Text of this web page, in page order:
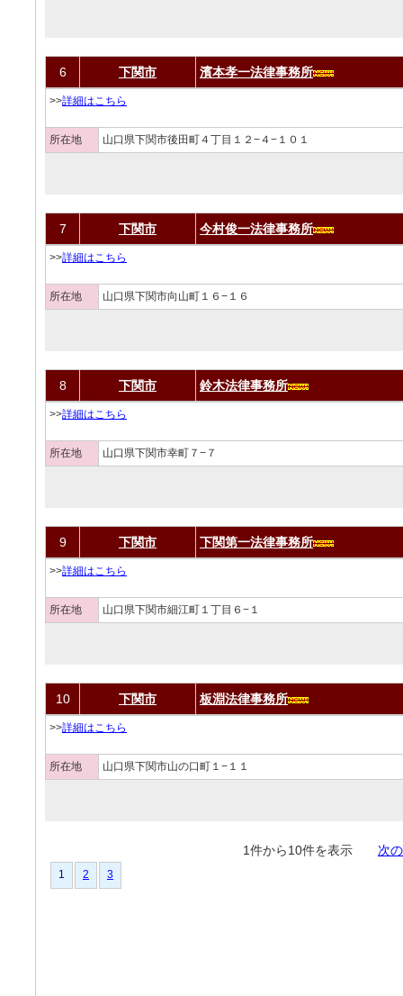
6 下関市 濱本孝一法律事務所
>>詳細はこちら
所在地 山口県下関市後田町４丁目１２−４−１０１
7 下関市 今村俊一法律事務所
>>詳細はこちら
所在地 山口県下関市向山町１６−１６
8 下関市 鈴木法律事務所
>>詳細はこちら
所在地 山口県下関市幸町７−７
9 下関市 下関第一法律事務所
>>詳細はこちら
所在地 山口県下関市細江町１丁目６−１
10 下関市 板淵法律事務所
>>詳細はこちら
所在地 山口県下関市山の口町１−１１
1件から10件を表示 次
1 2 3